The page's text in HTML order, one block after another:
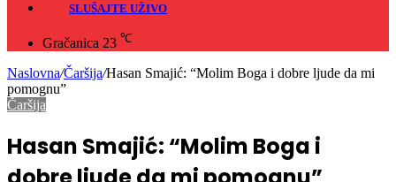
SLUŠAJTE UŽIVO
Gračanica 23 ℃
Naslovna/Čaršija/Hasan Smajić: “Molim Boga i dobre ljude da mi
pomognu”
Čaršija
Hasan Smajić: “Molim Boga i